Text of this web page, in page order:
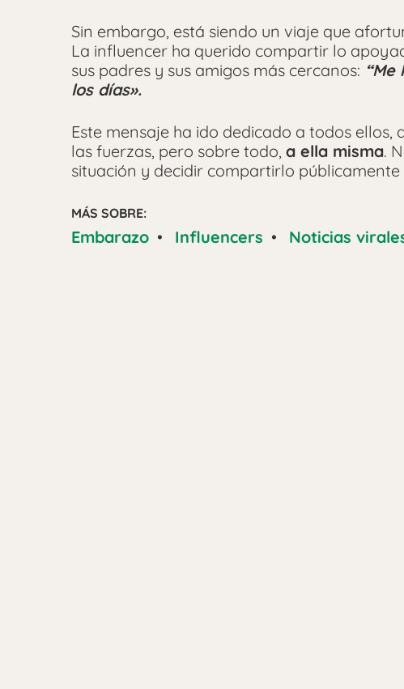
Sin embargo, está siendo un viaje que
La influencer ha querido compartir lo
sus padres y sus amigos más cercanos:
los días».
Este mensaje ha ido dedicado a todos ellos,
las fuerzas, pero sobre todo, a ella misma.
situación y decidir compartirlo
MÁS SOBRE:
Embarazo • Influencers • Noticias